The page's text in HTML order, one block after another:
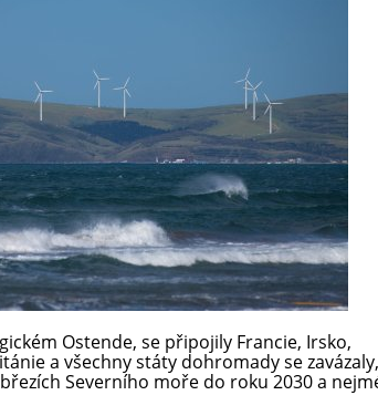
Ostende, se připojily Francie, Irsko,
a všechny státy dohromady se
Severního moře do roku 2030 a